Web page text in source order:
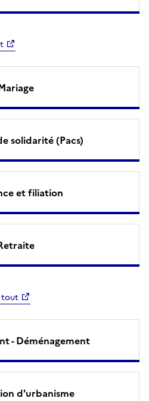
solidarité (Pacs)
et filiation
- Déménagement
d'urbanisme